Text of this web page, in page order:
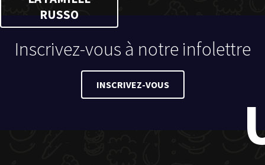
RUSSO
Inscrivez-vous à notre infolettre
INSCRIVEZ-VOUS